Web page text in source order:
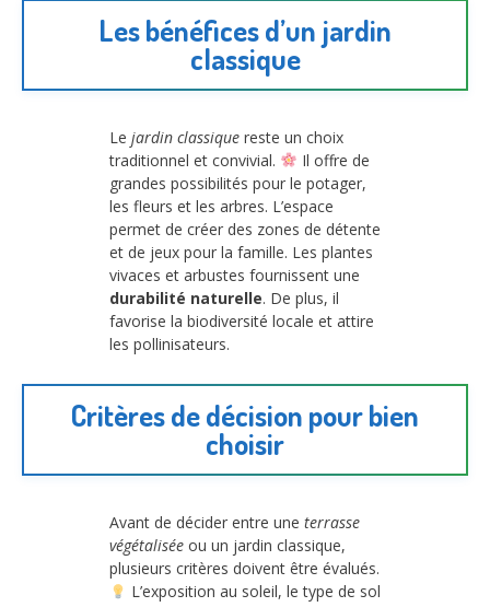
Les bénéfices d’un jardin
classique
Le jardin classique reste un choix
traditionnel et convivial.
Il offre de
grandes possibilités pour le potager,
les fleurs et les arbres. L’espace
permet de créer des zones de détente
et de jeux pour la famille. Les plantes
vivaces et arbustes fournissent une
durabilité naturelle. De plus, il
favorise la biodiversité locale et attire
les pollinisateurs.
Critères de décision pour bien
choisir
Avant de décider entre une terrasse
végétalisée ou un jardin classique,
plusieurs critères doivent être évalués.
L’exposition au soleil, le type de sol